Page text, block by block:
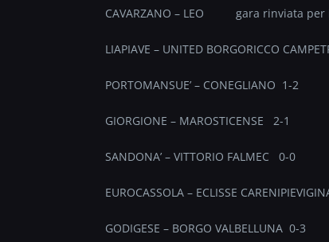
CAVARZANO – LEO gara rinviata per
LIAPIAVE – UNITED BORGORICCO
PORTOMANSUE’ – CONEGLIANO 1-2
GIORGIONE – MAROSTICENSE 2-1
SANDONA’ – VITTORIO FALMEC 0-0
EUROCASSOLA – ECLISSE
GODIGESE – BORGO VALBELLUNA 0-3